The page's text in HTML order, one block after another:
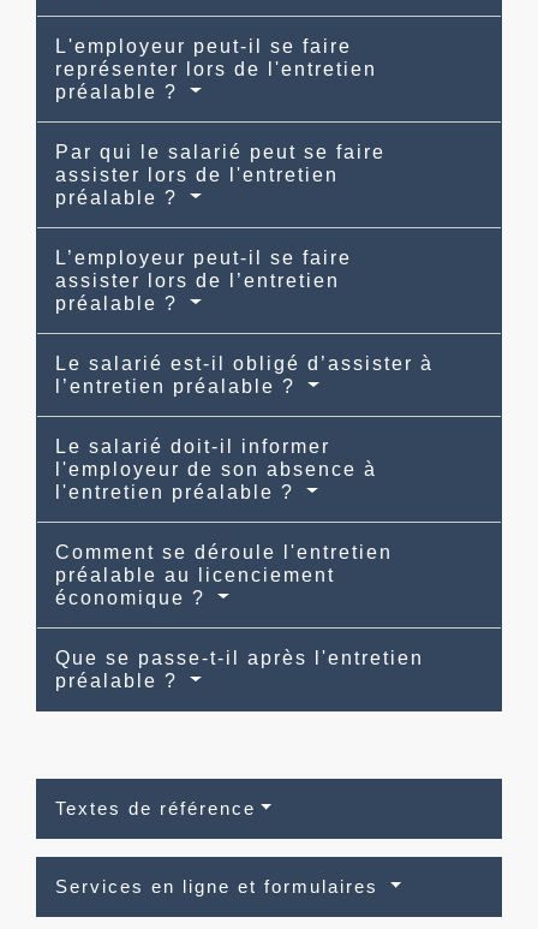
L'employeur peut-il se faire
représenter lors de l'entretien
préalable ?
Par qui le salarié peut se faire
assister lors de l'entretien
préalable ?
L’employeur peut-il se faire
assister lors de l’entretien
préalable ?
Le salarié est-il obligé d’assister à
l’entretien préalable ?
Le salarié doit-il informer
l'employeur de son absence à
l'entretien préalable ?
Comment se déroule l'entretien
préalable au licenciement
économique ?
Que se passe-t-il après l'entretien
préalable ?
Textes de référence
Services en ligne et formulaires